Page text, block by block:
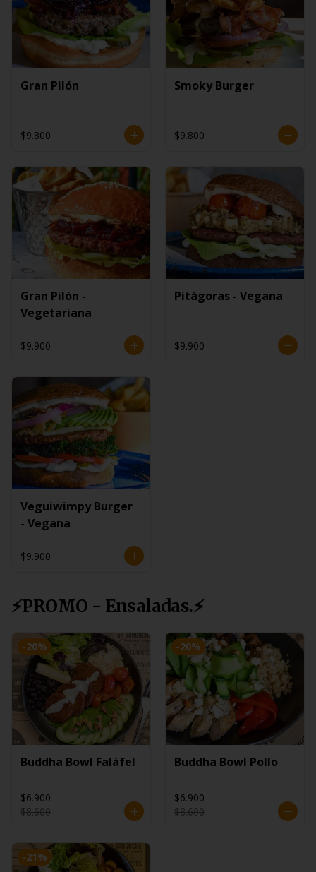
Gran Pilón
$9.800
Smoky Burger
$9.800
Gran Pilón -
Vegetariana
$9.900
Pitágoras - Vegana
$9.900
Veguiwimpy Burger
- Vegana
$9.900
⚡PROMO - Ensaladas.⚡
-20%
Buddha Bowl Faláfel
$6.900
$8.600
-20%
Buddha Bowl Pollo
$6.900
$8.600
-21%